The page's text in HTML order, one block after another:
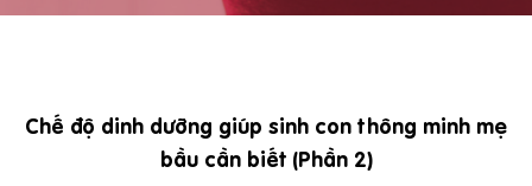
Chế độ dinh dưỡng giúp sinh con thông minh mẹ
bầu cần biết (Phần 2)